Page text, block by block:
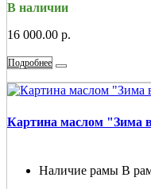
В наличии
16 000.00 р.
Подробнее
Картина маслом "Зима
Наличие рамы В